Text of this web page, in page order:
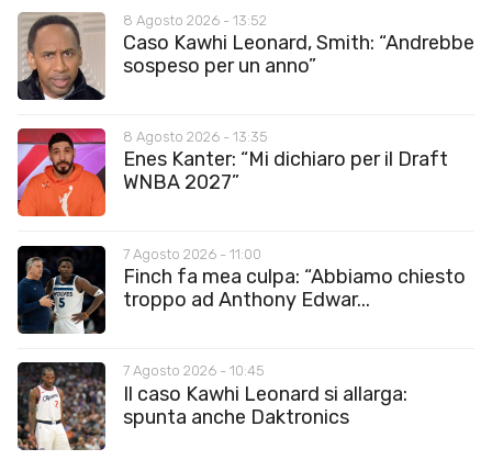
8 Agosto 2026 - 13:52
Caso Kawhi Leonard, Smith: “Andrebbe
sospeso per un anno”
8 Agosto 2026 - 13:35
Enes Kanter: “Mi dichiaro per il Draft
WNBA 2027”
7 Agosto 2026 - 11:00
Finch fa mea culpa: “Abbiamo chiesto
troppo ad Anthony Edwar...
7 Agosto 2026 - 10:45
Il caso Kawhi Leonard si allarga:
spunta anche Daktronics